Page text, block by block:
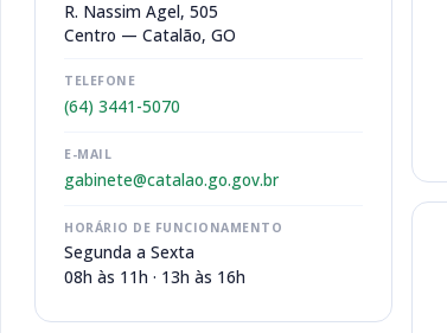
R. Nassim Agel, 505
Centro — Catalão, GO
TELEFONE
(64) 3441-5070
E-MAIL
gabinete@catalao.go.gov.br
HORÁRIO DE FUNCIONAMENTO
Segunda a Sexta
08h às 11h · 13h às 16h